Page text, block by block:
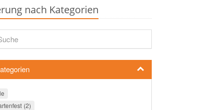
nach Kategorien
2